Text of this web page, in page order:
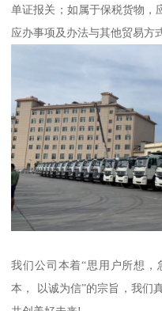
单证报关；如属于保税货物，
应办事项及办法与其他贸易方
我们公司本着“思用户所想，
本， 以诚为信”的宗旨，我们